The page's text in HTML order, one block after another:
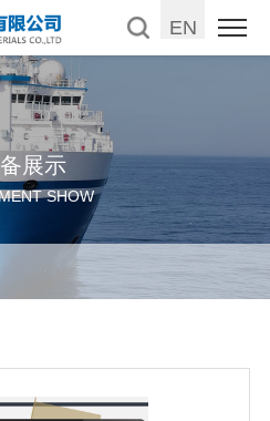
EN
展示
SHOW